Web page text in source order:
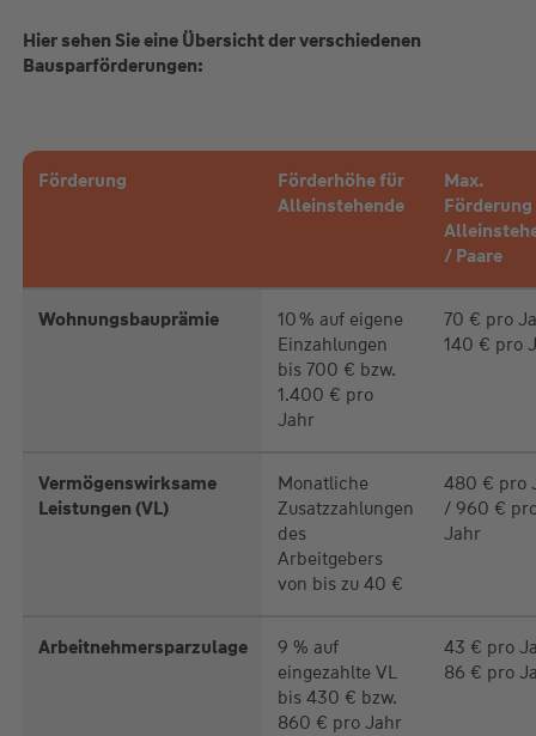
Hier sehen Sie eine Übersicht der verschiedenen
Bausparförderungen:
Förderung
Förderhöhe für
Alleinstehende
Max.
/ Paare
Wohnungsbauprämie
10 % auf eigene
Einzahlungen
bis 700 € bzw.
1.400 € pro
Jahr
70 € pro
140 € pro
Vermögenswirksame
Leistungen (VL)
Monatliche
Zusatzzahlungen
des
Arbeitgebers
von bis zu 40 €
480 € pro
/ 960 €
Jahr
Arbeitnehmersparzulage
9 % auf
eingezahlte VL
bis 430 € bzw.
860 € pro Jahr
43 € pro
86 € pro